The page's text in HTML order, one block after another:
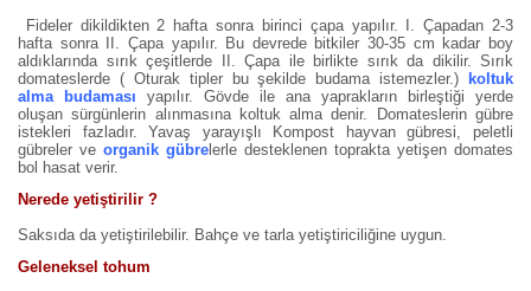
Fideler dikildikten 2 hafta sonra birinci çapa yapılır. I. Çapadan 2-3
hafta sonra II. Çapa yapılır. Bu devrede bitkiler 30-35 cm kadar boy
aldıklarında sırık çeşitlerde II. Çapa ile birlikte sırık da dikilir. Sırık
domateslerde ( Oturak tipler bu şekilde budama istemezler.) koltuk
alma budaması yapılır. Gövde ile ana yaprakların birleştiği yerde
oluşan sürgünlerin alınmasına koltuk alma denir. Domateslerin gübre
istekleri fazladır. Yavaş yarayışlı Kompost hayvan gübresi, peletli
gübreler ve organik gübrelerle desteklenen toprakta yetişen domates
bol hasat verir.
Nerede yetiştirilir ?
Saksıda da yetiştirilebilir. Bahçe ve tarla yetiştiriciliğine uygun.
Geleneksel tohum